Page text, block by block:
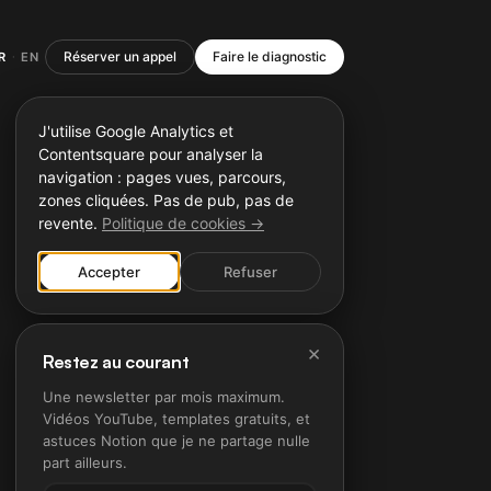
· EN Réserver un appel Faire le diagnostic
J'utilise Google Analytics et
Contentsquare pour analyser la
navigation : pages vues, parcours,
zones cliquées. Pas de pub, pas de
revente. Politique de cookies →
Accepter Refuser
×
Restez au courant
Une newsletter par mois maximum.
Vidéos YouTube, templates gratuits, et
astuces Notion que je ne partage nulle
part ailleurs.